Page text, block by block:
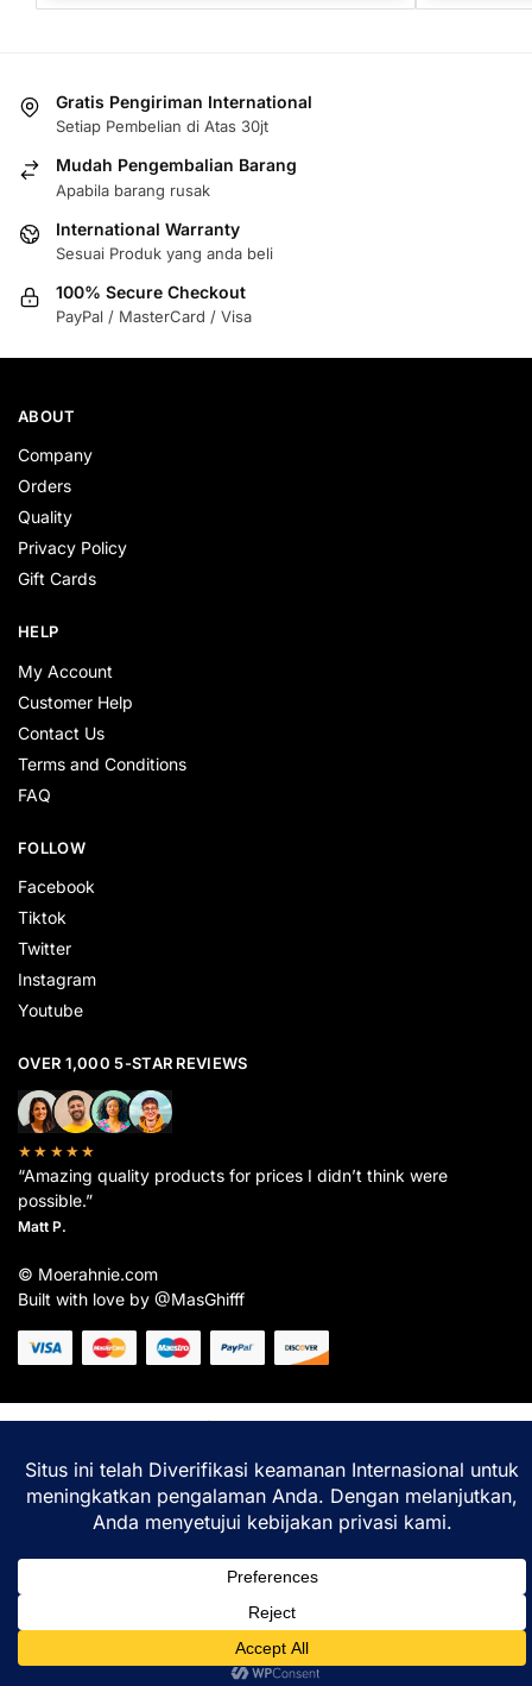
Gratis Pengiriman International
Setiap Pembelian di Atas 30jt
Mudah Pengembalian Barang
Apabila barang rusak
International Warranty
Sesuai Produk yang anda beli
100% Secure Checkout
PayPal / MasterCard / Visa
ABOUT
Company
Orders
Quality
Privacy Policy
Gift Cards
HELP
My Account
Customer Help
Contact Us
Terms and Conditions
FAQ
FOLLOW
Facebook
Tiktok
Twitter
Instagram
Youtube
OVER 1,000 5-STAR REVIEWS
★★★★★
“Amazing quality products for prices I didn’t think were
possible.”
Matt P.
© Moerahnie.com
Built with love by @MasGhifff
Lacak
Moerahnie.com
pengalaman belanja terbaik Anda.